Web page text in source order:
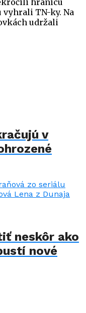
hranicu
TN-ky. Na
udržali
v
neskôr ako
nové